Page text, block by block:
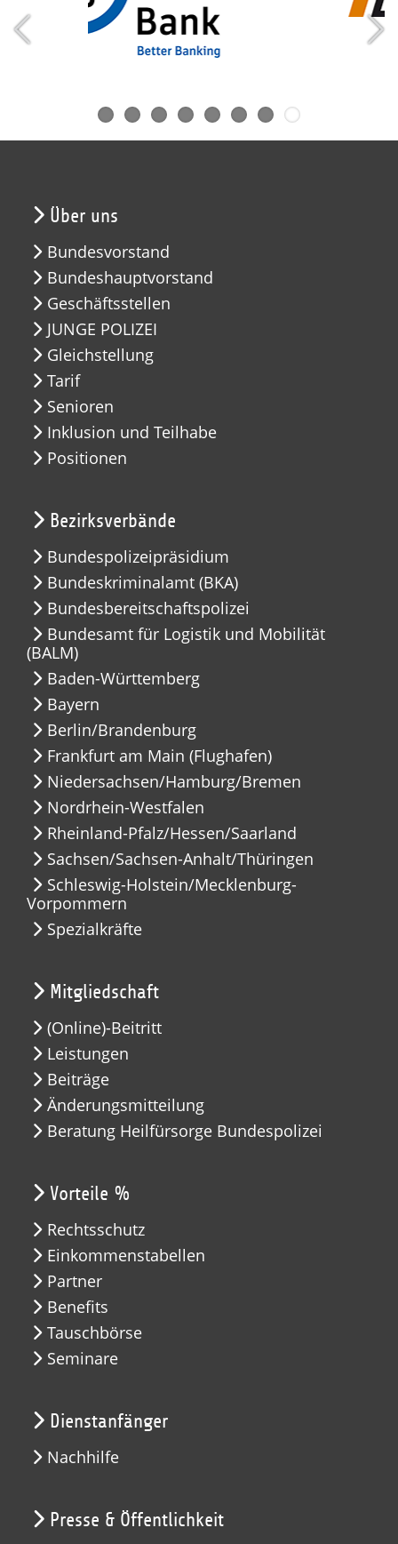
Über uns
Bundesvorstand
Bundeshauptvorstand
Geschäftsstellen
JUNGE POLIZEI
Gleichstellung
Tarif
Senioren
Inklusion und Teilhabe
Positionen
Bezirksverbände
Bundespolizeipräsidium
Bundeskriminalamt (BKA)
Bundesbereitschaftspolizei
Bundesamt für Logistik und Mobilität
(BALM)
Baden-Württemberg
Bayern
Berlin/Brandenburg
Frankfurt am Main (Flughafen)
Niedersachsen/Hamburg/Bremen
Nordrhein-Westfalen
Rheinland-Pfalz/Hessen/Saarland
Sachsen/Sachsen-Anhalt/Thüringen
Schleswig-Holstein/Mecklenburg-
Vorpommern
Spezialkräfte
Mitgliedschaft
(Online)-Beitritt
Leistungen
Beiträge
Änderungsmitteilung
Beratung Heilfürsorge Bundespolizei
Vorteile %
Rechtsschutz
Einkommenstabellen
Partner
Benefits
Tauschbörse
Seminare
Dienstanfänger
Nachhilfe
Presse & Öffentlichkeit